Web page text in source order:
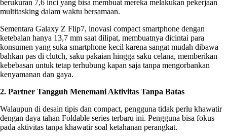
berukuran 7,6 inci yang bisa membuat mereka melakukan pekerjaan
multitasking dalam waktu bersamaan.
Sementara Galaxy Z Flip7, inovasi compact smartphone dengan
ketebalan hanya 13,7 mm saat dilipat, membuatnya dicintai para
konsumen yang suka smartphone kecil karena sangat mudah dibawa
bahkan pas di clutch, saku pakaian hingga saku celana, memberikan
kebebasan untuk tetap terhubung kapan saja tanpa mengorbankan
kenyamanan dan gaya.
2. Partner Tangguh Menemani Aktivitas Tanpa Batas
Walaupun di desain tipis dan compact, pengguna tidak perlu khawatir
dengan daya tahan Foldable series terbaru ini. Pengguna bisa fokus
pada aktivitas tanpa khawatir soal ketahanan perangkat.